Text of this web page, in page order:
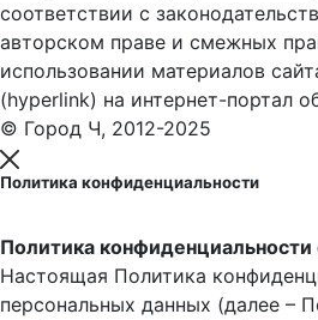
соответствии с
авторском праве и смежных
использовании материалов
(hyperlink) на интернет-портал
© Город Ч, 2012-2025
Политика конфиденциальности
Политика конфиденциальности
Настоящая Политика
персональных данных (далее –